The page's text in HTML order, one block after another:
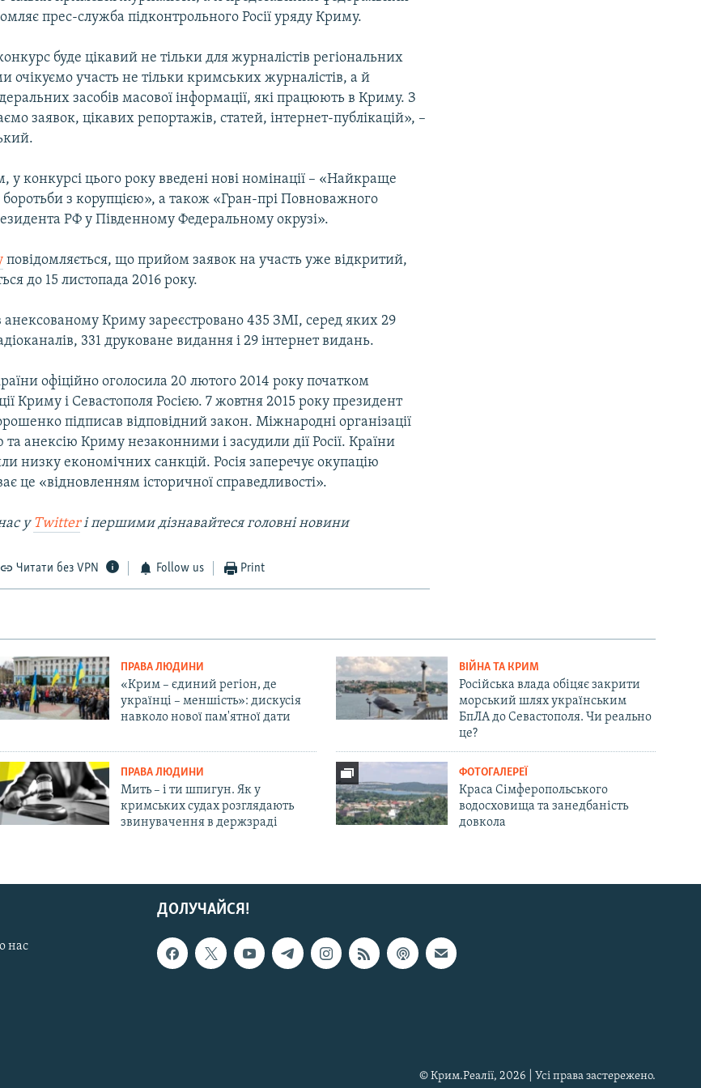
прес-служба підконтрольного Росії уряду Криму.
буде цікавий не тільки для журналістів регіональних
очікуємо участь не тільки кримських журналістів, а й
засобів масової інформації, які працюють в Криму. З
заявок, цікавих репортажів, статей, інтернет-публікацій», –
у конкурсі цього року введені нові номінації – «Найкраще
боротьби з корупцією», а також «Гран-прі Повноважного
РФ у Південному Федеральному окрузі».
повідомляється, що прийом заявок на участь уже відкритий,
до 15 листопада 2016 року.
анексованому Криму зареєстровано 435 ЗМІ, серед яких 29
331 друковане видання і 29 інтернет видань.
офіційно оголосила 20 лютого 2014 року початком
Криму і Севастополя Росією. 7 жовтня 2015 року президент
підписав відповідний закон. Міжнародні організації
анексію Криму незаконними і засудили дії Росії. Країни
низку економічних санкцій. Росія заперечує окупацію
це «відновленням історичної справедливості».
у Twitterі першими дізнавайтеся головні новини
Читати без VPN Follow us Print
ПРАВА ЛЮДИНИ
«Крим – єдиний регіон, де
українці – меншість»: дискусія
навколо нової пам'ятної дати
ВІЙНА ТА КРИМ
Російська влада обіцяє закрити
морський шлях українським
БпЛА до Севастополя. Чи реально
це?
ПРАВА ЛЮДИНИ
Мить – і ти шпигун. Як у
кримських судах розглядають
звинувачення в держзраді
ФОТОГАЛЕРЕЇ
Краса Сімферопольського
водосховища та занедбаність
довкола
ДОЛУЧАЙСЯ!
нас
© Крим.Реалії, 2026 | Усі права застережено.